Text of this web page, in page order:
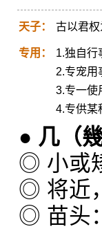
天子： 古以君权
专用：
1.独自行
2.专宠用
3.专一使
4.专供某
● 几 （
◎ 小或
◎ 将近
◎ 苗头